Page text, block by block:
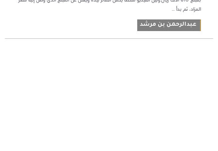
المزاد، ثم بدأ ...
عبدالرحمن بن مرشد